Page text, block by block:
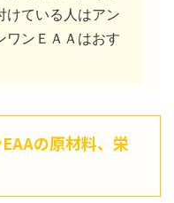
けている人はアン
ワンＥＡＡはおす
の原材料、栄